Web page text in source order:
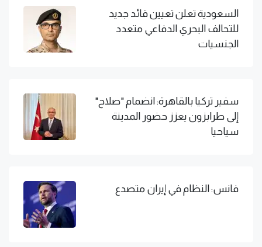
السعودية تعلن تعيين قائد جديد
للتحالف البحري الدفاعي متعدد
الجنسيات
سفير تركيا بالقاهرة: انضمام "صلاح"
إلى طرابزون يعزز حضور المدينة
سياحيا
فانس: النظام في إيران متصدع